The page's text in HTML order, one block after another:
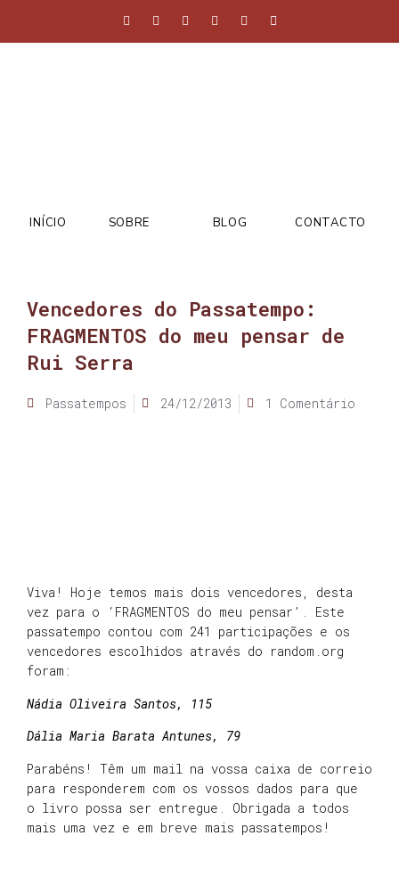
INÍCIO SOBRE BLOG CONTACTO
Vencedores do Passatempo:
FRAGMENTOS do meu pensar de
Rui Serra
Passatempos 24/12/2013 1 Comentário
Viva! Hoje temos mais dois vencedores, desta
vez para o ‘FRAGMENTOS do meu pensar’. Este
passatempo contou com 241 participações e os
vencedores escolhidos através do random.org
foram:
Nádia Oliveira Santos, 115
Dália Maria Barata Antunes, 79
Parabéns! Têm um mail na vossa caixa de correio
para responderem com os vossos dados para que
o livro possa ser entregue. Obrigada a todos
mais uma vez e em breve mais passatempos!